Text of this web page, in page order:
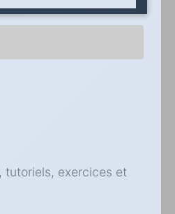
tutoriels, exercices et